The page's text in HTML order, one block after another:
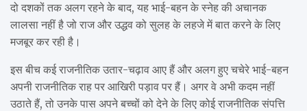
दो दशकों तक अलग रहने के बाद, यह भाई-बहन के स्नेह की अचानक
लालसा नहीं है जो राज और उद्धव को सुलह के लहजे में बात करने के लिए
मजबूर कर रही है।
इस बीच कई राजनीतिक उतार-चढ़ाव आए हैं और अलग हुए चचेरे भाई-बहन
अपनी राजनीतिक राह पर आखिरी पड़ाव पर हैं। अगर वे अभी कदम नहीं
उठाते हैं, तो उनके पास अपने बच्चों को देने के लिए कोई राजनीतिक संपत्ति